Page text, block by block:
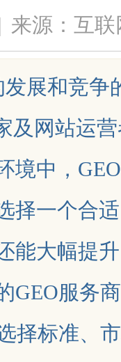
| 来源：互联
展和竞争
及网站运
境中，
择一个合
能大幅提
GEO服务
择标准、